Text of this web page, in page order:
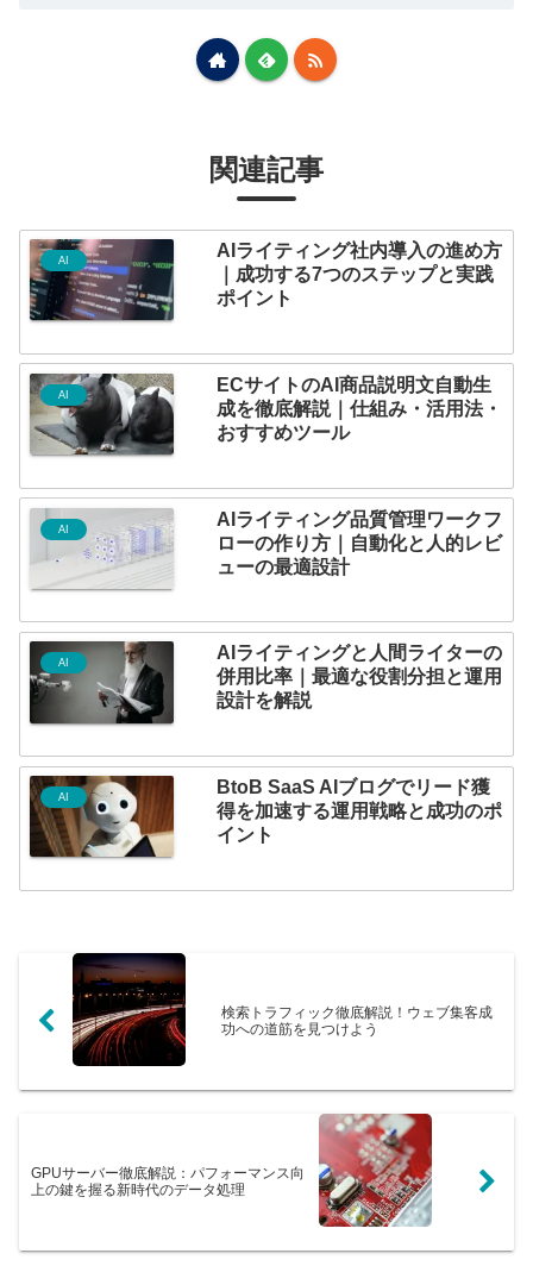
関連記事
AI
AIライティング社内導入の進め方
｜成功する7つのステップと実践
ポイント
AI
ECサイトのAI商品説明文自動生
成を徹底解説｜仕組み・活用法・
おすすめツール
AI
AIライティング品質管理ワークフ
ローの作り方｜自動化と人的レビ
ューの最適設計
AI
AIライティングと人間ライターの
併用比率｜最適な役割分担と運用
設計を解説
AI
BtoB SaaS AIブログでリード獲
得を加速する運用戦略と成功のポ
イント
検索トラフィック徹底解説！ウェブ集客成
功への道筋を見つけよう
GPUサーバー徹底解説：パフォーマンス向
上の鍵を握る新時代のデータ処理